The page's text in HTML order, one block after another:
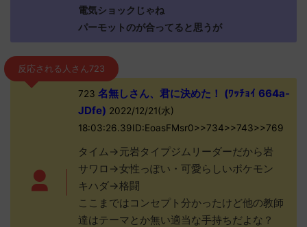
電気ショックじゃね
パーモットのが合ってると思うが
反応される人さん723
723 名無しさん、君に決めた！ (ﾜｯﾁｮｲ 664a-
JDfe) 2022/12/21(水)
18:03:26.39ID:EoasFMsr0>>734>>743>>769
タイム→元岩タイプジムリーダーだから岩
サワロ→女性っぽい・可愛らしいポケモン
キハダ→格闘
ここまではコンセプト分かったけど他の教師
達はテーマとか無い適当な手持ちだよな？